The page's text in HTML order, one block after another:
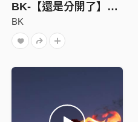
BK-【還是分開了】audio
BK